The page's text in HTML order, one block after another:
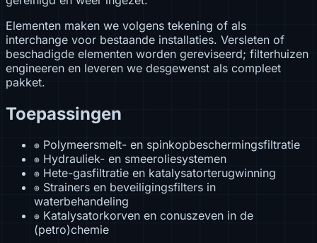
Elementen maken we volgens tekening of als
interchange voor bestaande installaties. Versleten of
beschadigde elementen worden gereviseerd; filterhuizen
engineeren en leveren we desgewenst als compleet
pakket.
Toepassingen
⊕ Polymeersmelt- en spinkopbeschermingsfiltratie
⊕ Hydrauliek- en smeeroliesystemen
⊕ Hete-gasfiltratie en katalysatorterugwinning
⊕ Strainers en beveiligingsfilters in
waterbehandeling
⊕ Katalysatorkorven en conuszeven in de
(petro)chemie